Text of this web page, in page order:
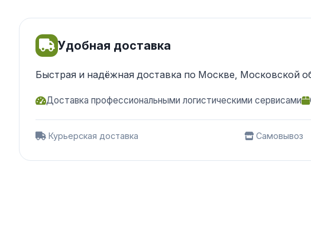
Удобная доставка
Быстрая и надёжная доставка по Москве, Московской
Доставка профессиональными логистическими сервисами
Курьерская доставка Самовывоз